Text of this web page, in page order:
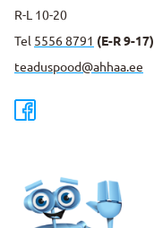
R-L 10-20
Tel 5556 8791 (E-R 9-17)
teaduspood@ahhaa.ee